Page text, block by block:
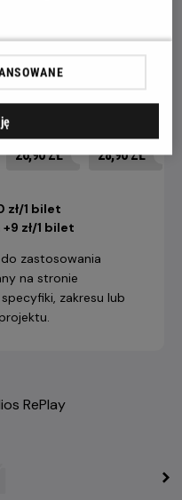
26,90 ZŁ 28,90 ZŁ
zł/1 bilet
zł/1 bilet
zastosowania
na stronie
zakresu lub